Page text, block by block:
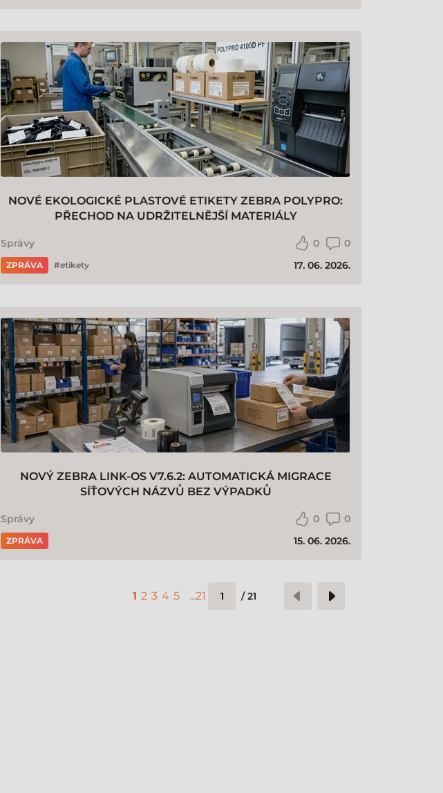
NOVÉ EKOLOGICKÉ PLASTOVÉ ETIKETY ZEBRA POLYPRO:
PŘECHOD NA UDRŽITELNĚJŠÍ MATERIÁLY
Správy 0 0
ZPRÁVA etikety 17. 06. 2026.
NOVÝ ZEBRA LINK-OS V7.6.2: AUTOMATICKÁ MIGRACE
SÍŤOVÝCH NÁZVŮ BEZ VÝPADKŮ
Správy 0 0
ZPRÁVA 15. 06. 2026.
1 2 3 4 5 ...21 /21